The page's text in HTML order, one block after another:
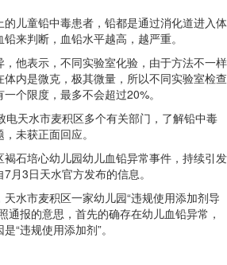
儿童铅中毒患者，铅都是通过消化道进入体
来判断，血铅水平越高，越严重。
他表示，不同实验室化验，由于方法不一样
内是微克，极其微量，所以不同实验室检查
个限度，最多不会超过20%。
天水市麦积区多个有关部门，了解铅中毒
未获正面回应。
石培心幼儿园幼儿血铅异常事件，持续引发
月3日天水官方发布的信息。
水市麦积区一家幼儿园“违规使用添加剂导
通报的意思，首先的确存在幼儿血铅异常，
“违规使用添加剂”。